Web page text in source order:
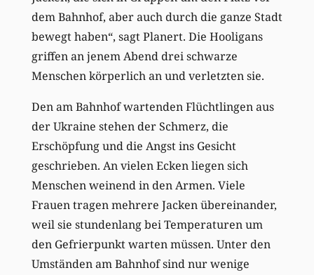
dem Bahnhof, aber auch durch die ganze Stadt
bewegt haben“, sagt Planert. Die Hooligans
griffen an jenem Abend drei schwarze
Menschen körperlich an und verletzten sie.
Den am Bahnhof wartenden Flüchtlingen aus
der Ukraine stehen der Schmerz, die
Erschöpfung und die Angst ins Gesicht
geschrieben. An vielen Ecken liegen sich
Menschen weinend in den Armen. Viele
Frauen tragen mehrere Jacken übereinander,
weil sie stundenlang bei Temperaturen um
den Gefrierpunkt warten müssen. Unter den
Umständen am Bahnhof sind nur wenige